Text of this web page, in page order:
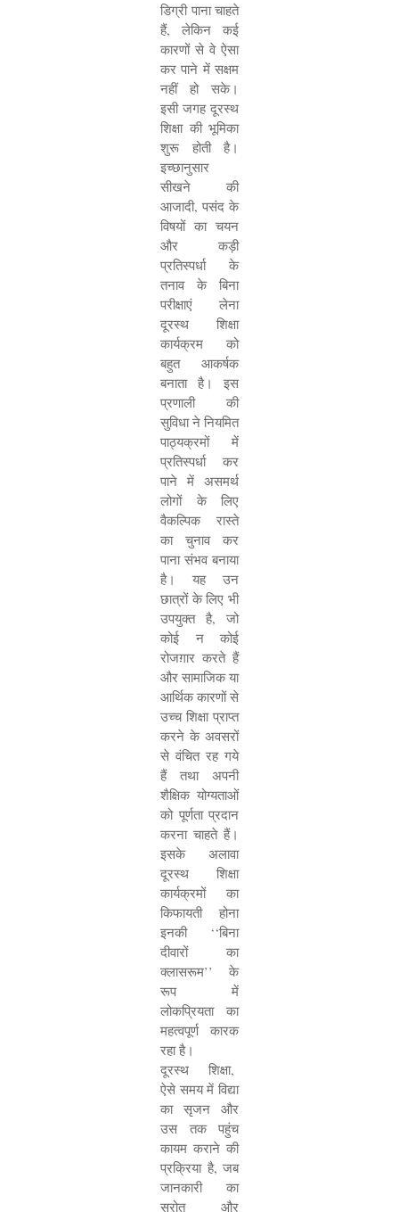
डिग्री पाना चाहते
हैं, लेकिन कई
कारणों से वे ऐसा
कर पाने में सक्षम
नहीं हो सके।
इसी जगह दूरस्थ
शिक्षा की भूमिका
शुरू होती है।
इच्छानुसार
सीखने की
आजादी, पसंद के
विषयों का चयन
और कड़ी
प्रतिस्पर्धा के
तनाव के बिना
परीक्षाएं लेना
दूरस्थ शिक्षा
कार्यक्रम को
बहुत आकर्षक
बनाता है। इस
प्रणाली की
सुविधा ने नियमित
पाठ्यक्रमों में
प्रतिस्पर्धा कर
पाने में असमर्थ
लोगों के लिए
वैकल्पिक रास्ते
का चुनाव कर
पाना संभव बनाया
है। यह उन
छात्रों के लिए भी
उपयुक्त है, जो
कोई न कोई
रोजग़ार करते हैं
और सामाजिक या
आर्थिक कारणों से
उच्च शिक्षा प्राप्त
करने के अवसरों
से वंचित रह गये
हैं तथा अपनी
शैक्षिक योग्यताओं
को पूर्णता प्रदान
करना चाहते हैं।
इसके अलावा
दूरस्थ शिक्षा
कार्यक्रमों का
किफायती होना
इनकी ‘‘बिना
दीवारों का
क्लासरूम’’ के
रूप में
लोकप्रियता का
महत्वपूर्ण कारक
रहा है।
दूरस्थ शिक्षा,
ऐसे समय में विद्या
का सृजन और
उस तक पहुंच
कायम कराने की
प्रक्रिया है, जब
जानकारी का
स्रोत और